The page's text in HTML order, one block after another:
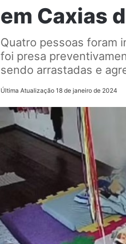
em Caxias
Quatro pessoas foram
foi presa
sendo arrastadas e
Última Atualização 18 de janeiro de 2024